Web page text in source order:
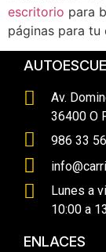
escritorio para
páginas para tu
Av.
36400 O
986 33
Lunes a
10:00 a
ENLACES